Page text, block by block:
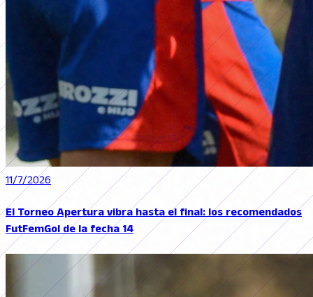
11/7/2026
El Torneo Apertura vibra hasta el final: los recomendados
FutFemGol de la fecha 14